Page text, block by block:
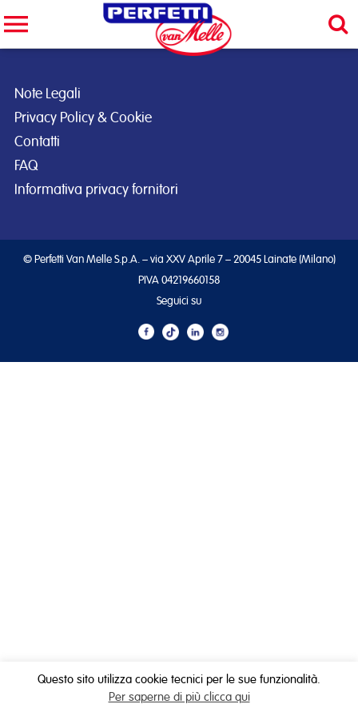
Note Legali
Privacy Policy & Cookie
Contatti
FAQ
Informativa privacy fornitori
© Perfetti Van Melle S.p.A. – via XXV Aprile 7 – 20045 Lainate (Milano)
PIVA 04219660158
Seguici su
Questo sito utilizza cookie tecnici per le sue funzionalità.
Per saperne di più clicca qui